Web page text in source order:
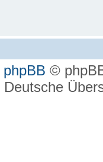
phpBB ©
Deutsche